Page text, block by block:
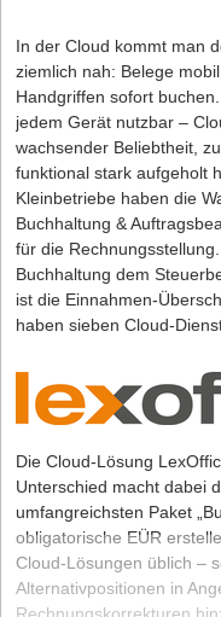
In der Cloud kommt man
ziemlich nah: Belege
Handgriffen sofort
jedem Gerät nutzbar –
wachsender Beliebtheit,
funktional stark aufgeholt
Kleinbetriebe haben die
Buchhaltung &
für die
Buchhaltung dem
ist die Einnahmen-
haben sieben Cloud-
Die Cloud-Lösung
Unterschied macht dabei
umfangreichsten Paket
obligatorische EÜR
Cloud-Lösungen üblich –
Alternativpositionen in